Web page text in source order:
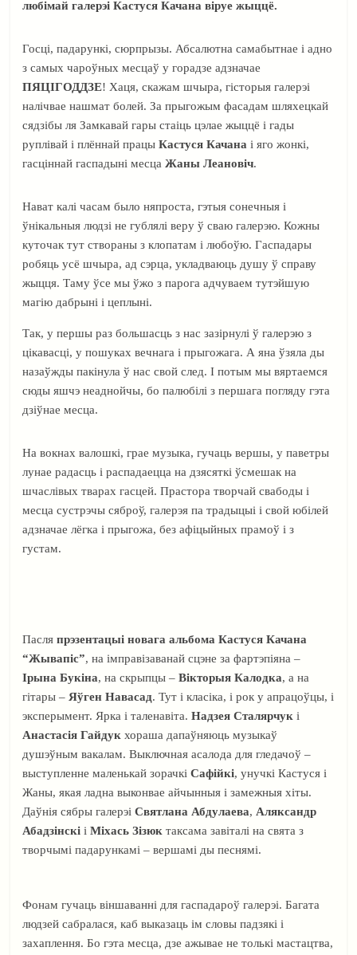
любімай галерэі Кастуся Качана віруе жыццё.
Госці, падарункі, сюрпрызы. Абсалютна самабытнае і адно
з самых чароўных месцаў у горадзе адзначае
ПЯЦІГОДДЗЕ! Хаця, скажам шчыра, гісторыя галерэі
налічвае нашмат болей. За прыгожым фасадам шляхецкай
сядзібы ля Замкавай гары стаіць цэлае жыццё і гады
руплівай і плённай працыКастуся Качана і яго жонкі,
гасціннай гаспадыні месца Жаны Леановіч.
Нават калі часам было няпроста, гэтыя сонечныя і
ўнікальныя людзі не гублялі веру ў сваю галерэю. Кожны
куточак тут створаны з клопатам і любоўю. Гаспадары
робяць усё шчыра, ад сэрца, укладваюць душу ў справу
жыцця. Таму ўсе мы ўжо з парога адчуваем тутэйшую
магію дабрыні і цеплыні.
Так, у першы раз большасць з нас зазірнулі ў галерэю з
цікавасці, у пошуках вечнага і прыгожага. А яна ўзяла ды
назаўжды пакінула ў нас свой след. І потым мы вяртаемся
сюды яшчэ неаднойчы, бо палюбілі з першага погляду гэта
дзіўнае месца.
На вокнах валошкі, грае музыка, гучаць вершы, у паветры
лунае радасць і распадаецца на дзясяткі ўсмешак на
шчаслівых тварах гасцей. Прастора творчай свабоды і
месца сустрэчы сяброў, галерэя па традыцыі і свой юбілей
адзначае лёгка і прыгожа, без афіцыйных прамоў і з
густам.
Пасляпрэзентацыі новага альбома Кастуся Качана
“Жывапіс”, на імправізаванай сцэне за фартэпіяна –
Ірына Букіна, на скрыпцы –Вікторыя Калодка, а на
гітары – Яўген Навасад. Тут і класіка, і рок у апрацоўцы, і
эксперымент. Ярка і таленавіта.Надзея Сталярчук і
Анастасія Гайдук хораша дапаўняюць музыкаў
душэўным вакалам. Выключная асалода для гледачоў –
выступленне маленькай зорачкіСафійкі, унучкі Кастуся і
Жаны, якая ладна выконвае айчынныя і замежныя хіты.
Даўнія сябры галерэіСвятлана Абдулаева, Аляксандр
Абадзінскі і Міхась Зізюк таксама завіталі на свята з
творчымі падарункамі – вершамі ды песнямі.
Фонам гучаць віншаванні для гаспадароў галерэі. Багата
людзей сабралася, каб выказаць ім словы падзякі і
захаплення. Бо гэта месца, дзе ажывае не толькі мастацтва,